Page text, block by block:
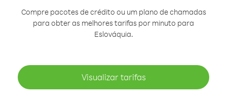
Compre pacotes de crédito ou um plano de chamadas
para obter as melhores tarifas por minuto para
Eslováquia.
Visualizar tarifas